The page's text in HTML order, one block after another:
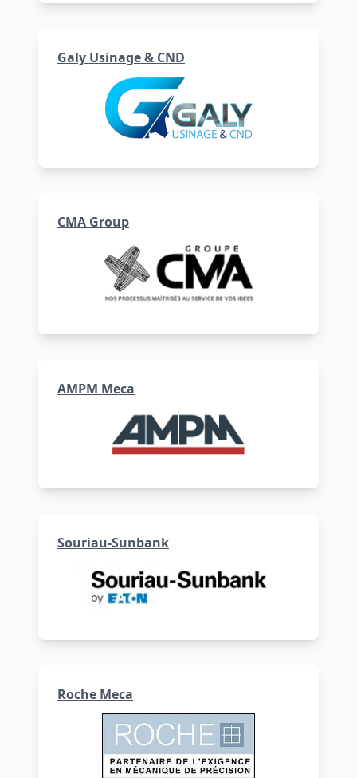
Galy Usinage & CND
CMA Group
AMPM Meca
Souriau-Sunbank
Roche Meca